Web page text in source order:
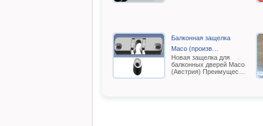
Балконная защелка
Масо (произв…
Новая защелка для
балконных дверей Масо
(Австрия) Преимущес…